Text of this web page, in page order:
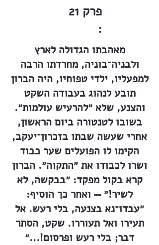
21 פרק
:
מאהבתו הגדולה לארץ
ולבניה־בוניה, מחרדתו הרבה
למפעליו, ילדי טפוחיו, היה הברון
תובע לנהוג בעבודה השקט
והצנע, שלא ״להרעיש עולמות״.
בשובו לטנטורה ביום הראשון,
אחרי שעשה שבתו בזכרון־יעקב,
הקימו לו הפועלים שער כבוד
ושרו לכבודו את ״התקוה״. הברון
קרא בקול מפקד: ״בבקשה, לא
לשיר!״ — ואחר כך הוסיף:
״עבדו־נא בצנעה, בלי רעש. אל
תעירו ואל תעוררו. שקט, הסתר
דבר; בלי רעש ופרסום!...״